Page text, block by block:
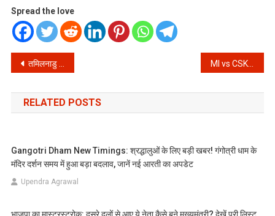
Spread the love
Post
navigation
तमिलनाडु विधानसभा चुनाव 2026: क्या द्रविड़ किलों को ढहा पाएंगे अभिनेता थलपति विजय?
RELATED POSTS
Gangotri Dham New Timings: श्रद्धालुओं के लिए बड़ी खबर! गंगोत्री धाम के
मंदिर दर्शन समय में हुआ बड़ा बदलाव, जानें नई आरती का अपडेट
Upendra Agrawal